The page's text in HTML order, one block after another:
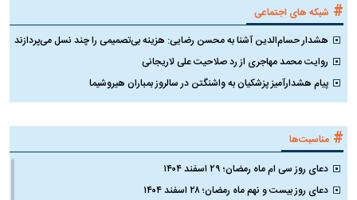
# شبکه های اجتماعی
هشدار حسام‌الدین آشنا به محسن رضایی: هزینه بی‌تصمیمی را چند نسل می‌پردازند
روایت محمد مهاجری از رد صلاحیت علی لاریجانی
پیام هشدارآمیز پزشکیان به واشنگتن در سالروز بمباران هیروشیما
# مناسبت‌ها
دعای روز سی ام ماه رمضان؛ ۲۹ اسفند ۱۴۰۴
دعای روز بیست و نهم ماه رمضان؛ ۲۸ اسفند ۱۴۰۴